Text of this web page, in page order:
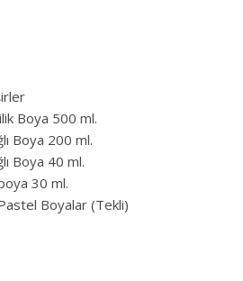
Boya 500 ml.
Boya 200 ml.
Boya 40 ml.
30 ml.
Boyalar (Tekli)